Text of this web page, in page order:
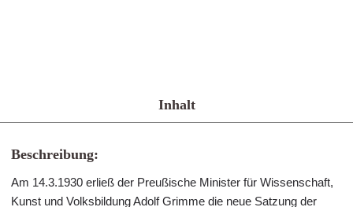
Inhalt
Beschreibung:
Am 14.3.1930 erließ der Preußische Minister für Wissenschaft,
Kunst und Volksbildung Adolf Grimme die neue Satzung der